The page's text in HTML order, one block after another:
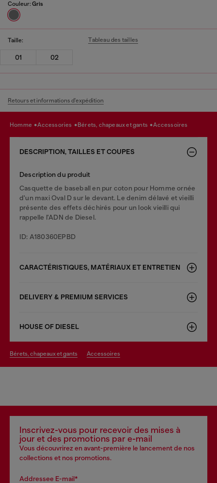
Couleur: Gris
Taille: Tableau des tailles
01 02
Retours et informations d'expédition
homme accessories bérets, chapeaux et gants accessoires
DESCRIPTION, TAILLES ET COUPES
Description du produit
Casquette de baseball en pur coton pour Homme ornée
d'un maxi Oval D sur le devant. Le denim délavé et vieilli
présente des effets déchirés pour un look vieilli qui
rappelle l'ADN de Diesel.
ID: A180360EPBD
CARACTÉRISTIQUES, MATÉRIAUX ET ENTRETIEN
DELIVERY & PREMIUM SERVICES
HOUSE OF DIESEL
bérets, chapeaux et gants accessoires
Inscrivez-vous pour recevoir des mises à
jour et des promotions par e-mail
Vous découvrirez en avant-première le lancement de nos
collections et nos promotions.
Addressee E-mail*